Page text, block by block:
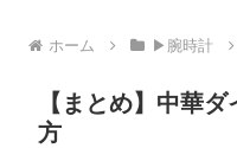
ホーム ▶腕時計
【まとめ】中華
方